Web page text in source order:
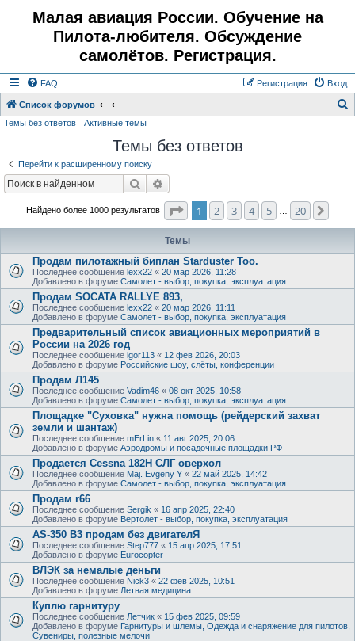
Малая авиация России. Обучение на
Пилота-любителя. Обсуждение
самолётов. Регистрация.
FAQ Вход
Регистрация
Список форумов
Темы без ответов Активные темы
Темы без ответов
Перейти к расширенному поиску
Поиск
Найдено более 1000 результатов Страница1 из
1 2 3 4 5 20
Темы
Продам пилотажный биплан Starduster Too.
Последнее сообщение lexx22 « 20 мар 2026, 11:28
Добавлено в форуме Самолет - выбор, покупка, эксплуатация
Продам SOCATA RALLYE 893,
Последнее сообщение lexx22 « 20 мар 2026, 11:11
Добавлено в форуме Самолет - выбор, покупка, эксплуатация
Предварительный список авиационных мероприятий в
России на 2026 год
Последнее сообщение igor113 « 12 фев 2026, 20:03
Добавлено в форуме Российские шоу, слёты, конференции
Продам Л145
Последнее сообщение Vadim46 « 08 окт 2025, 10:58
Добавлено в форуме Самолет - выбор, покупка, эксплуатация
Площадке "Суховка" нужна помощь (рейдерский захват
земли и шантаж)
Последнее сообщение mErLin « 11 авг 2025, 20:06
Добавлено в форуме Аэродромы и посадочные площадки РФ
Продается Cessna 182H СЛГ оверхол
Последнее сообщение Maj. Evgeny Y « 22 май 2025, 14:42
Добавлено в форуме Самолет - выбор, покупка, эксплуатация
Продам r66
Последнее сообщение Sergik « 16 апр 2025, 22:40
Добавлено в форуме Вертолет - выбор, покупка, эксплуатация
AS-350 B3 продам без двигателЯ
Последнее сообщение Step777 « 15 апр 2025, 17:51
Добавлено в форуме Eurocopter
ВЛЭК за немалые деньги
Последнее сообщение Nick3 « 22 фев 2025, 10:51
Добавлено в форуме Летная медицина
Куплю гарнитуру
Последнее сообщение Летчик « 15 фев 2025, 09:59
Добавлено в форуме Гарнитуры и шлемы, Одежда и снаряжение для пилотов,
Сувениры, полезные мелочи